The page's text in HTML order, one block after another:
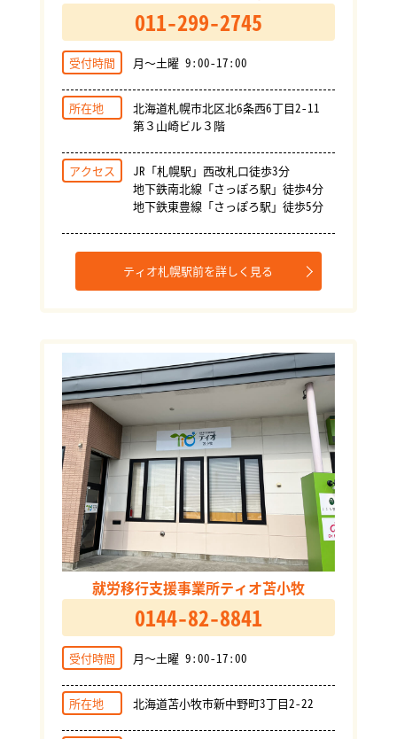
011-299-2745
受付時間 月～土曜 9:00-17:00
所在地
北海道札幌市北区北6条西6丁目2-11
第３山崎ビル３階
アクセス
JR「札幌駅」西改札口徒歩3分
地下鉄南北線「さっぽろ駅」徒歩4分
地下鉄東豊線「さっぽろ駅」徒歩5分
ティオ札幌駅前を詳しく見る
就労移行支援事業所ティオ苫小牧
0144-82-8841
受付時間 月～土曜 9:00-17:00
所在地 北海道苫小牧市新中野町3丁目2-22